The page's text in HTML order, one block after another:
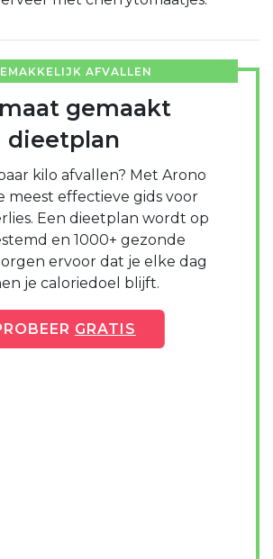
AFVALLEN
gemaakt
dieetplan
kilo afvallen? Met Arono
meest effectieve gids voor
Een dieetplan wordt op
en 1000+ gezonde
ervoor dat je elke dag
je caloriedoel blijft.
GRATIS